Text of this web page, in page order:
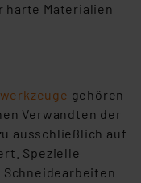
harte Materialien
gehören
Verwandten der
ausschließlich auf
Spezielle